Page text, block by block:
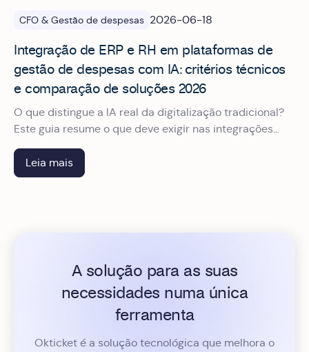
CFO & Gestão de despesas 2026-06-18
Integração de ERP e RH em plataformas de
gestão de despesas com IA: critérios técnicos
e comparação de soluções 2026
O que distingue a IA real da digitalização tradicional?
Este guia resume o que deve exigir nas integrações
para não ter surpresas depois da assinatura.
Leia mais
A solução para as suas
necessidades numa única
ferramenta
Okticket é a solução tecnológica que melhora o